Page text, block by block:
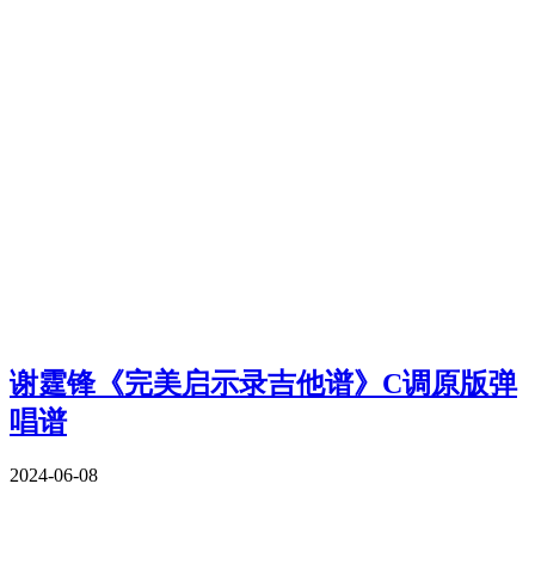
谢霆锋《完美启示录吉他谱》C调原版弹
唱谱
2024-06-08